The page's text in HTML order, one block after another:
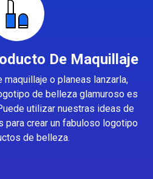
De Maquillaje
maquillaje o planeas lanzarla,
de belleza glamuroso es
utilizar nuestras ideas de
crear un fabuloso logotipo
de belleza.